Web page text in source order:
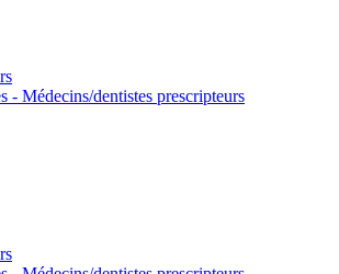
- Médecins/dentistes prescripteurs